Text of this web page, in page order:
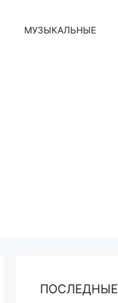
МУЗЫКАЛЬНЫЕ